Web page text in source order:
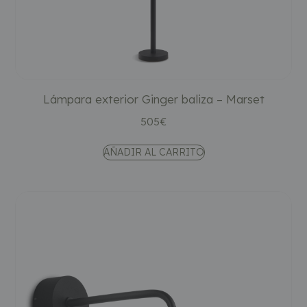
Lámpara exterior Ginger baliza – Marset
505€
AÑADIR AL CARRITO